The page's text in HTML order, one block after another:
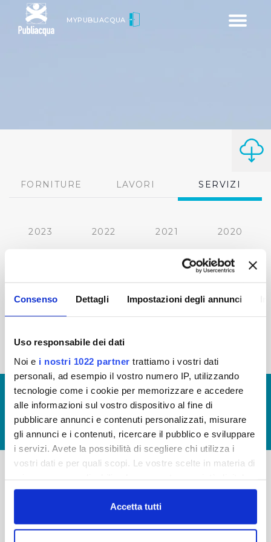
Consenso Dettagli Impostazioni degli annunci
Uso responsabile dei dati
Noi e i nostri 1022 partner trattiamo i vostri dati
personali, ad esempio il vostro numero IP, utilizzando
tecnologie come i cookie per memorizzare e accedere
alle informazioni sul vostro dispositivo al fine di
pubblicare annunci e contenuti personalizzati, misurare
gli annunci e i contenuti, ricercare il pubblico e sviluppare
i servizi. Avete la possibilità di scegliere chi utilizza i
vostri dati e per quali scopi. Le vostre scelte in materia di
in cui avete effettuato le vostre scelte. È possibile
modificare o revocare il proprio consenso in qualsiasi
momento dalla Dichiarazione sui cookie o facendo clic
Accetta tutti
Toggle
MYPUBLIACQUA
FORNITURE LAVORI SERVIZI
2023 2022 2021 2020
2016
2015 2014 2013 2012
2010
© Copyright 2017 - 2026
GLOSSARIO
GIUDICA IL SERVIZIO
LAVORA CON NOI
Via Villamagna 90/c -
-
FAQ
PRIVACY POLICY